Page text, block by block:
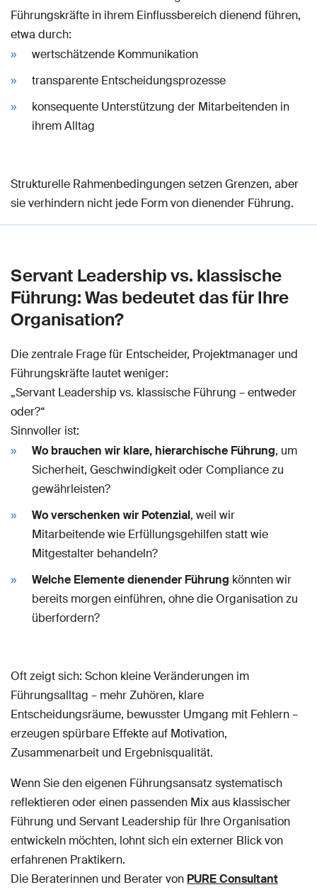
Führungskräfte in ihrem Einflussbereich dienend führen,
etwa durch:
wertschätzende Kommunikation
transparente Entscheidungsprozesse
konsequente Unterstützung der Mitarbeitenden in
ihrem Alltag
Strukturelle Rahmenbedingungen setzen Grenzen, aber
sie verhindern nicht jede Form von dienender Führung.
Servant Leadership vs. klassische
Führung: Was bedeutet das für Ihre
Organisation?
Die zentrale Frage für Entscheider, Projektmanager und
Führungskräfte lautet weniger:
„Servant Leadership vs. klassische Führung – entweder
oder?“
Sinnvoller ist:
Wo brauchen wir klare, hierarchische Führung, um
Sicherheit, Geschwindigkeit oder Compliance zu
gewährleisten?
Wo verschenken wir Potenzial, weil wir
Mitarbeitende wie Erfüllungsgehilfen statt wie
Mitgestalter behandeln?
Welche Elemente dienender Führung könnten wir
bereits morgen einführen, ohne die Organisation zu
überfordern?
Oft zeigt sich: Schon kleine Veränderungen im
Führungsalltag – mehr Zuhören, klare
Entscheidungsräume, bewusster Umgang mit Fehlern –
erzeugen spürbare Effekte auf Motivation,
Zusammenarbeit und Ergebnisqualität.
Wenn Sie den eigenen Führungsansatz systematisch
reflektieren oder einen passenden Mix aus klassischer
Führung und Servant Leadership für Ihre Organisation
entwickeln möchten, lohnt sich ein externer Blick von
erfahrenen Praktikern.
Die Beraterinnen und Berater von PURE Consultant